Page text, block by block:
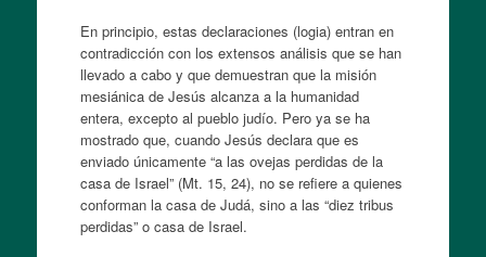
En principio, estas declaraciones (logia) entran en
contradicción con los extensos análisis que se han
llevado a cabo y que demuestran que la misión
mesiánica de Jesús alcanza a la humanidad
entera, excepto al pueblo judío. Pero ya se ha
mostrado que, cuando Jesús declara que es
enviado únicamente “a las ovejas perdidas de la
casa de Israel” (Mt. 15, 24), no se refiere a quienes
conforman la casa de Judá, sino a las “diez tribus
perdidas” o casa de Israel.